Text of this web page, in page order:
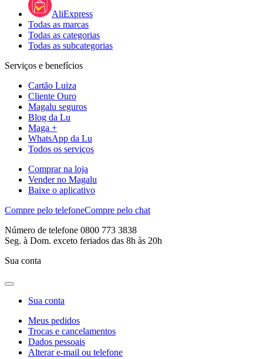
AliExpress
Todas as marcas
Todas as categorias
Todas as subcategorias
Serviços e benefícios
Cartão Luiza
Cliente Ouro
Magalu seguros
Blog da Lu
Maga +
WhatsApp da Lu
Todos os serviços
Comprar na loja
Vender no Magalu
Baixe o aplicativo
Compre pelo telefoneCompre pelo chat
Número de telefone 0800 773 3838
Seg. à Dom. exceto feriados das 8h às 20h
Sua conta
Sua conta
Meus pedidos
Trocas e cancelamentos
Dados pessoais
Alterar e-mail ou telefone